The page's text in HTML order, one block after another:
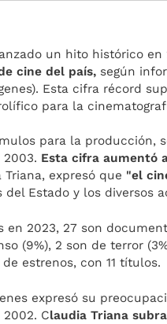
un hito histórico
cine del país, según
Esta cifra récord
para la
para la producción,
Esta cifra aumentó
Triana, expresó que "el
del Estado y los diversos
2023, 27 son
(9%), 2 son de terror
estrenos, con 11 títulos.
expresó su
Claudia Triana